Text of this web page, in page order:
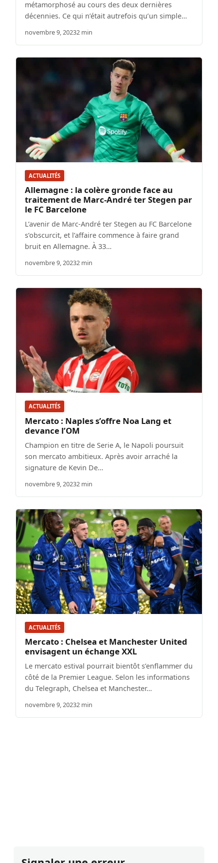
métamorphosé au cours des deux dernières
décennies. Ce qui n’était autrefois qu’un simple…
novembre 9, 20232 min
ACTUALITÉS
Allemagne : la colère gronde face au
traitement de Marc-André ter Stegen par
le FC Barcelone
L’avenir de Marc-André ter Stegen au FC Barcelone
s’obscurcit, et l’affaire commence à faire grand
bruit en Allemagne. À 33…
novembre 9, 20232 min
ACTUALITÉS
Mercato : Naples s’offre Noa Lang et
devance l’OM
Champion en titre de Serie A, le Napoli poursuit
son mercato ambitieux. Après avoir arraché la
signature de Kevin De…
novembre 9, 20232 min
ACTUALITÉS
Mercato : Chelsea et Manchester United
envisagent un échange XXL
Le mercato estival pourrait bientôt s’enflammer du
côté de la Premier League. Selon les informations
du Telegraph, Chelsea et Manchester…
novembre 9, 20232 min